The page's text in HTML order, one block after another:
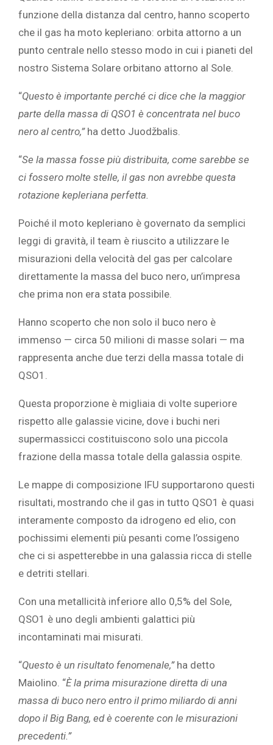
funzione della distanza dal centro, hanno scoperto
che il gas ha moto kepleriano: orbita attorno a un
punto centrale nello stesso modo in cui i pianeti del
nostro Sistema Solare orbitano attorno al Sole.
“Questo è importante perché ci dice che la maggior
parte della massa di QSO1 è concentrata nel buco
nero al centro,” ha detto Juodžbalis.
“Se la massa fosse più distribuita, come sarebbe se
ci fossero molte stelle, il gas non avrebbe questa
rotazione kepleriana perfetta.
Poiché il moto kepleriano è governato da semplici
leggi di gravità, il team è riuscito a utilizzare le
misurazioni della velocità del gas per calcolare
direttamente la massa del buco nero, un’impresa
che prima non era stata possibile.
Hanno scoperto che non solo il buco nero è
immenso — circa 50 milioni di masse solari — ma
rappresenta anche due terzi della massa totale di
QSO1.
Questa proporzione è migliaia di volte superiore
rispetto alle galassie vicine, dove i buchi neri
supermassicci costituiscono solo una piccola
frazione della massa totale della galassia ospite.
Le mappe di composizione IFU supportarono questi
risultati, mostrando che il gas in tutto QSO1 è quasi
interamente composto da idrogeno ed elio, con
pochissimi elementi più pesanti come l’ossigeno
che ci si aspetterebbe in una galassia ricca di stelle
e detriti stellari.
Con una metallicità inferiore allo 0,5% del Sole,
QSO1 è uno degli ambienti galattici più
incontaminati mai misurati.
“Questo è un risultato fenomenale,” ha detto
Maiolino. “È la prima misurazione diretta di una
massa di buco nero entro il primo miliardo di anni
dopo il Big Bang, ed è coerente con le misurazioni
precedenti.”